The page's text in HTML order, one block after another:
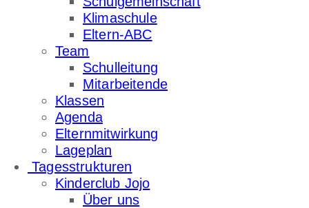
Klimaschule
Eltern-ABC
Team
Schulleitung
Mitarbeitende
Klassen
Agenda
Elternmitwirkung
Lageplan
Tagesstrukturen
Kinderclub Jojo
Über uns